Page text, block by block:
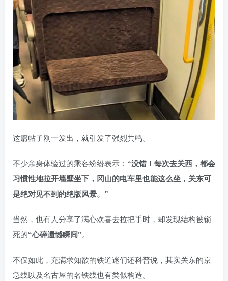
这篇帖子刚一发出，就引发了强烈共鸣。
不少亲身体验过的乘客纷纷表示： “没错！每次去关西，都会
习惯性地拉开墙壁坐下，冈山的电车里也能这么坐，关东可
是绝对见不到的绝版风景。”
当然，也有人分享了满心欢喜去拉把手时，却发现结构被锁
死的“心碎遗憾瞬间”。
不仅如此，充满求知欲的铁道迷们还科普说，其实关东的京
急线以及名古屋的名铁线也有类似构造。